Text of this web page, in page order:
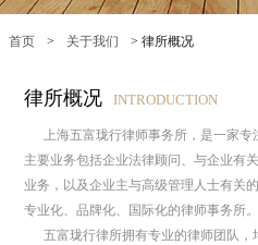
首页 > 关于我们 > 律所概况
律所概况 INTRODUCTION
上海五富珑行律师事务所，是一家专
主要业务包括企业法律顾问、与企业有
业务，以及企业主与高级管理人士有关
专业化、品牌化、国际化的律师事务所。
五富珑行律所拥有专业的律师团队，